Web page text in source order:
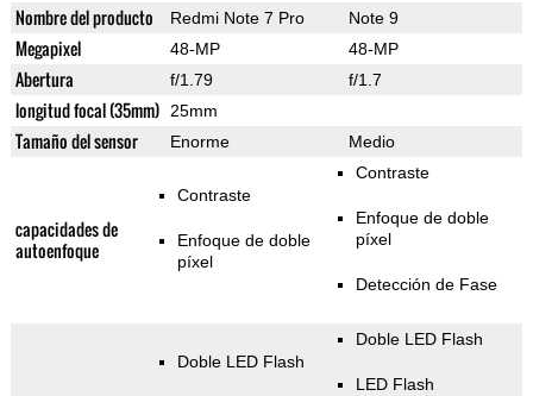
Nombre del producto Redmi Note 7 Pro Note 9
Megapixel 48-MP 48-MP
Abertura f/1.79 f/1.7
longitud focal (35mm) 25mm
Tamaño del sensor Enorme Medio
capacidades de
autoenfoque
Contraste
Enfoque de doble
píxel
Contraste
Enfoque de doble
píxel
Detección de Fase
Doble LED Flash
Doble LED Flash
LED Flash